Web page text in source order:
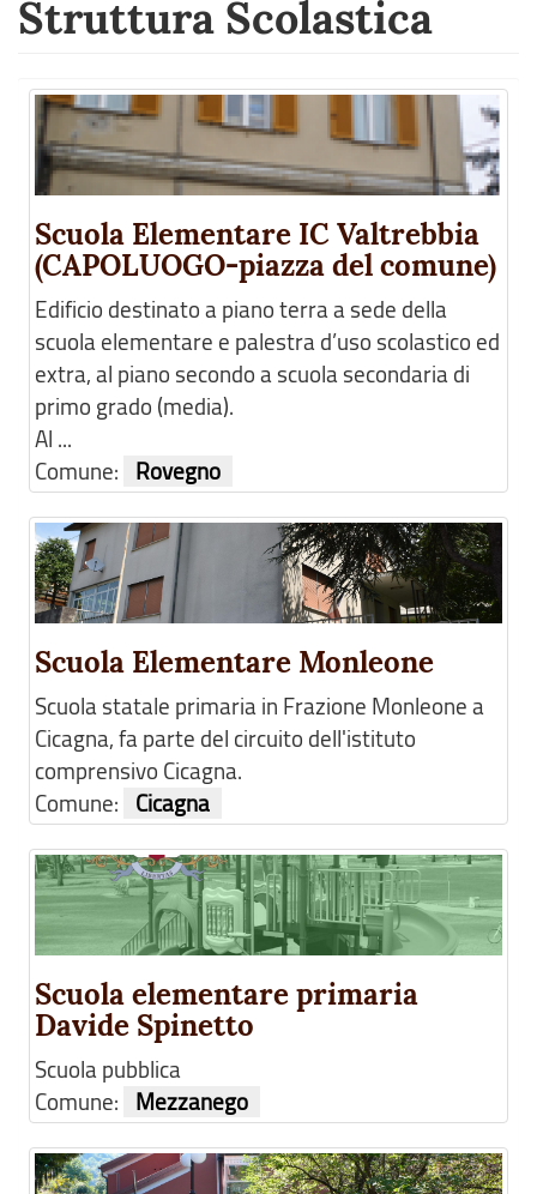
Struttura Scolastica
Scuola Elementare IC Valtrebbia
(CAPOLUOGO-piazza del comune)
Edificio destinato a piano terra a sede della
scuola elementare e palestra d’uso scolastico ed
extra, al piano secondo a scuola secondaria di
primo grado (media).
Al ...
Comune:
Rovegno
Scuola Elementare Monleone
Scuola statale primaria in Frazione Monleone a
Cicagna, fa parte del circuito dell'istituto
comprensivo Cicagna.
Comune:
Cicagna
Scuola elementare primaria
Davide Spinetto
Scuola pubblica
Comune:
Mezzanego